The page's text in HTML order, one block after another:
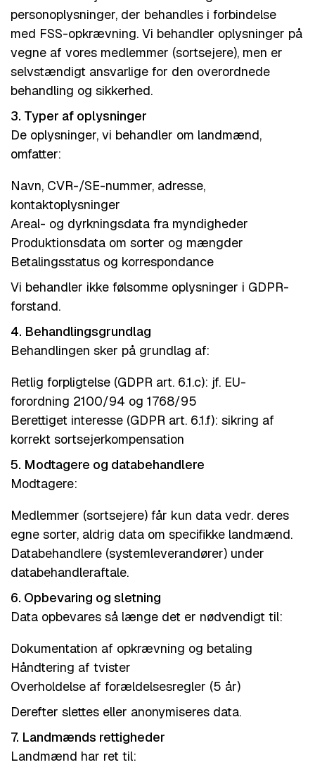
personoplysninger, der behandles i forbindelse
med FSS-opkrævning. Vi behandler oplysninger på
vegne af vores medlemmer (sortsejere), men er
selvstændigt ansvarlige for den overordnede
behandling og sikkerhed.
3. Typer af oplysninger
De oplysninger, vi behandler om landmænd,
omfatter:
Navn, CVR-/SE-nummer, adresse,
kontaktoplysninger
Areal- og dyrkningsdata fra myndigheder
Produktionsdata om sorter og mængder
Betalingsstatus og korrespondance
Vi behandler ikke følsomme oplysninger i GDPR-
forstand.
4. Behandlingsgrundlag
Behandlingen sker på grundlag af:
Retlig forpligtelse (GDPR art. 6.1.c): jf. EU-
forordning 2100/94 og 1768/95
Berettiget interesse (GDPR art. 6.1.f): sikring af
korrekt sortsejerkompensation
5. Modtagere og databehandlere
Modtagere:
Medlemmer (sortsejere) får kun data vedr. deres
egne sorter, aldrig data om specifikke landmænd.
Databehandlere (systemleverandører) under
databehandleraftale.
6. Opbevaring og sletning
Data opbevares så længe det er nødvendigt til:
Dokumentation af opkrævning og betaling
Håndtering af tvister
Overholdelse af forældelsesregler (5 år)
Derefter slettes eller anonymiseres data.
7. Landmænds rettigheder
Landmænd har ret til: